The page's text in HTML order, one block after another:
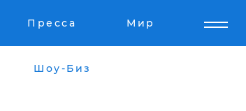
Пресса Мир
Шоу-Биз